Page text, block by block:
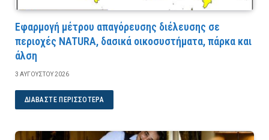
Εφαρμογή μέτρου απαγόρευσης διέλευσης σε
περιοχές NATURA, δασικά οικοσυστήματα, πάρκα και
άλση
3 ΑΥΓΟΎΣΤΟΥ 2026
ΔΙΑΒΆΣΤΕ ΠΕΡΙΣΣΌΤΕΡΑ